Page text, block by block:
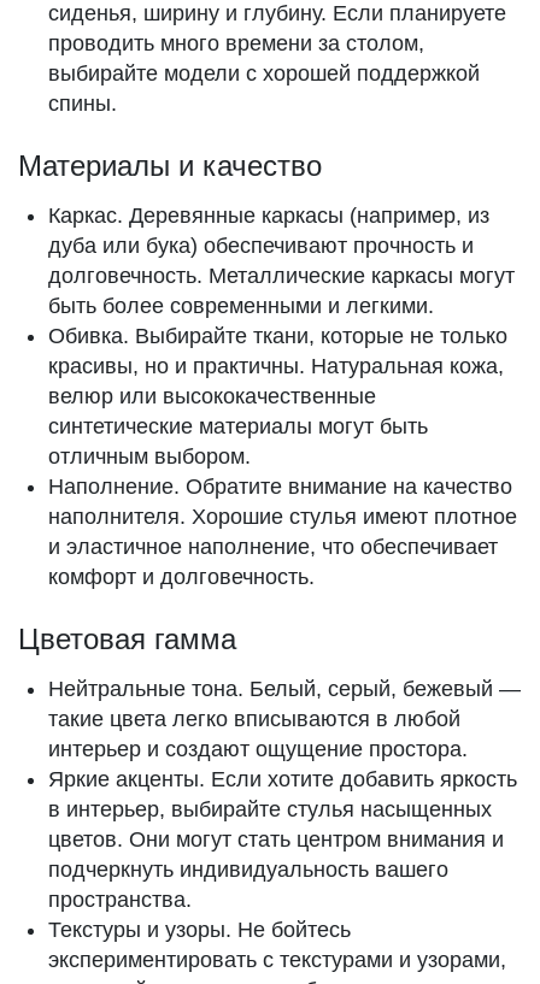
сиденья, ширину и глубину. Если планируете
проводить много времени за столом,
выбирайте модели с хорошей поддержкой
спины.
Материалы и качество
Каркас. Деревянные каркасы (например, из
дуба или бука) обеспечивают прочность и
долговечность. Металлические каркасы могут
быть более современными и легкими.
Обивка. Выбирайте ткани, которые не только
красивы, но и практичны. Натуральная кожа,
велюр или высококачественные
синтетические материалы могут быть
отличным выбором.
Наполнение. Обратите внимание на качество
наполнителя. Хорошие стулья имеют плотное
и эластичное наполнение, что обеспечивает
комфорт и долговечность.
Цветовая гамма
Нейтральные тона. Белый, серый, бежевый —
такие цвета легко вписываются в любой
интерьер и создают ощущение простора.
Яркие акценты. Если хотите добавить яркость
в интерьер, выбирайте стулья насыщенных
цветов. Они могут стать центром внимания и
подчеркнуть индивидуальность вашего
пространства.
Текстуры и узоры. Не бойтесь
экспериментировать с текстурами и узорами,